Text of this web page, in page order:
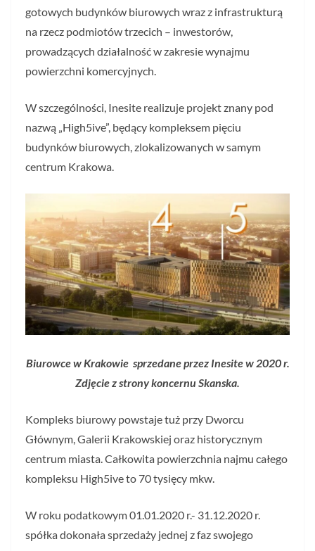
gotowych budynków biurowych wraz z infrastrukturą
na rzecz podmiotów trzecich – inwestorów,
prowadzących działalność w zakresie wynajmu
powierzchni komercyjnych.
W szczególności, Inesite realizuje projekt znany pod
nazwą „High5ive”, będący kompleksem pięciu
budynków biurowych, zlokalizowanych w samym
centrum Krakowa.
Biurowce w Krakowie sprzedane przez Inesite w 2020 r.
Zdjęcie z strony koncernu Skanska.
Kompleks biurowy powstaje tuż przy Dworcu
Głównym, Galerii Krakowskiej oraz historycznym
centrum miasta. Całkowita powierzchnia najmu całego
kompleksu High5ive to 70 tysięcy mkw.
W roku podatkowym 01.01.2020 r.- 31.12.2020 r.
spółka dokonała sprzedaży jednej z faz swojego